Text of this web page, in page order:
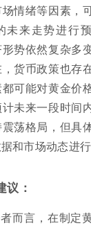
情绪等因素，
未来走势进行
势依然复杂多
货币政策也存
可能对黄金价
未来一段时间
荡格局，但具
和市场动态进行
议：
而言，在制定